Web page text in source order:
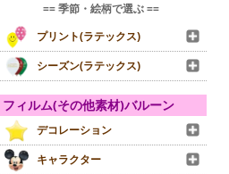
== 季節・絵柄で選ぶ ==
プリント(ラテックス)
シーズン(ラテックス)
フィルム(その他素材)バルーン
デコレーション
キャラクター